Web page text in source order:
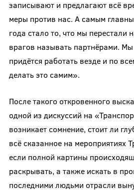
записывают и предлагают всё
меры против нас. А самым
года стало то, что мы перестали
врагов называть партнёрами.
придётся работать везде и по
делать это самим».
После такого откровенного
одной из дискуссий на
возникает сомнение, стоит ли
всё сказанное на мероприятиях
если полной картины
раскрывать, а также искать в
последними людьми отрасли